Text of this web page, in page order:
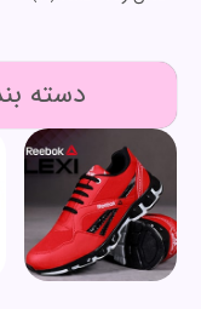
دسته